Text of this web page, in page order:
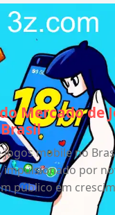
Mercado de
jogos mobile no
impulsionado por
público em